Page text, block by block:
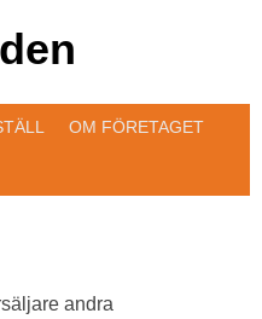
OM FÖRETAGET
andra